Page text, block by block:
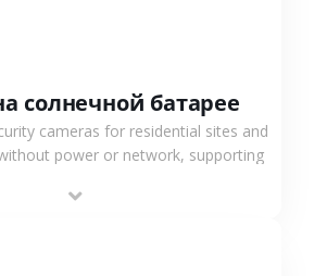
солнечной батарее
cameras for residential sites and
power or network, supporting
outdoor monitoring.